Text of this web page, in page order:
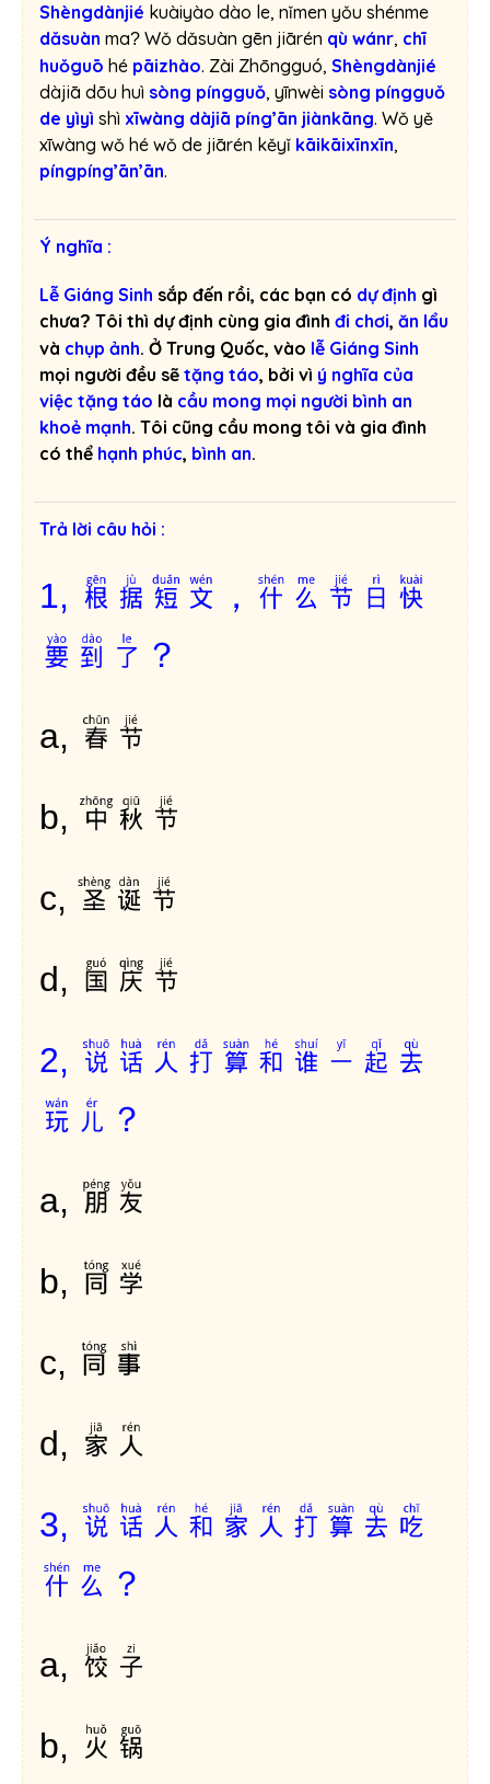
Shèngdànjié kuàiyào dào le, nǐmen yǒu shénme
dǎsuàn ma? Wǒ dǎsuàn gēn jiārén qù wánr, chī
huǒguō hé pāizhào. Zài Zhōngguó, Shèngdànjié
dàjiā dōu huì sòng píngguǒ, yīnwèi sòng píngguǒ
de yìyì shì xīwàng dàjiā píng’ān jiànkāng. Wǒ yě
xīwàng wǒ hé wǒ de jiārén kěyǐ kāikāixīnxīn,
píngpíng’ān’ān.
Ý nghĩa :
Lễ Giáng Sinh sắp đến rồi, các bạn có dự định gì
chưa? Tôi thì dự định cùng gia đình đi chơi, ăn lẩu
và chụp ảnh. Ở Trung Quốc, vào lễ Giáng Sinh
mọi người đều sẽ tặng táo, bởi vì ý nghĩa của
việc tặng táo là cầu mong mọi người bình an
khoẻ mạnh. Tôi cũng cầu mong tôi và gia đình
có thể hạnh phúc, bình an.
Trả lời câu hỏi :
1, 根据短文，什么节日快
要到了？
a, 春节
b, 中秋节
c, 圣诞节
d, 国庆节
2, 说话人打算和谁一起去
玩儿？
a, 朋友
b, 同学
c, 同事
d, 家人
3, 说话人和家人打算去吃
什么？
a, 饺子
b, 火锅